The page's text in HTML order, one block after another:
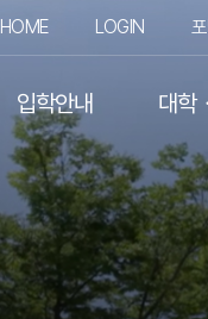
HOME LOGIN
입학안내 대학